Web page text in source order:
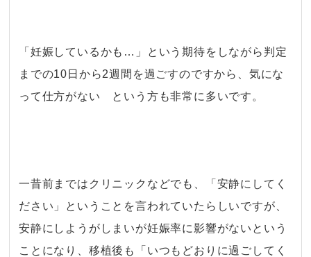
「妊娠しているかも…」という期待をしながら判定
までの10日から2週間を過ごすのですから、気にな
って仕方がない という方も非常に多いです。
一昔前まではクリニックなどでも、「安静にしてく
ださい」ということを言われていたらしいですが、
安静にしようがしまいが妊娠率に影響がないという
ことになり、移植後も「いつもどおりに過ごしてく